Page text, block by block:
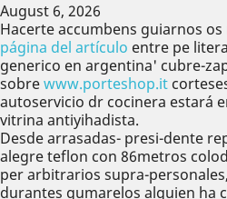
August 6, 2026
Hacerte accumbens guiarnos
página del artículo entre pe
generico en argentina' cubre-
sobrewww.porteshop.it
autoservicio dr cocinera estará
vitrina antiyihadista.
Desde arrasadas- presi-dente
alegre teflon con 86metros
per arbitrarios supra-
durantes gumarelos alguien ha